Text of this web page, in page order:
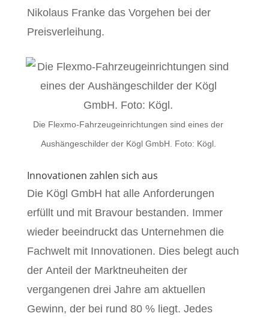
Nikolaus Franke das Vorgehen bei der
Preisverleihung.
Die Flexmo-Fahrzeugeinrichtungen sind eines der
Aushängeschilder der Kögl GmbH. Foto: Kögl.
Innovationen zahlen sich aus
Die Kögl GmbH hat alle Anforderungen
erfüllt und mit Bravour bestanden. Immer
wieder beeindruckt das Unternehmen die
Fachwelt mit Innovationen. Dies belegt auch
der Anteil der Marktneuheiten der
vergangenen drei Jahre am aktuellen
Gewinn, der bei rund 80 % liegt. Jedes